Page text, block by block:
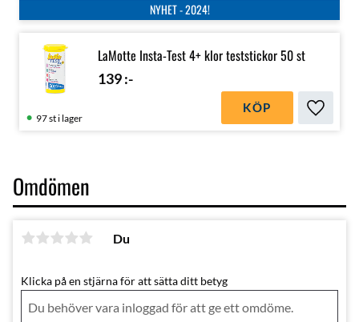
NYHET - 2024!
LaMotte Insta-Test 4+ klor teststickor 50 st
139:-
Lägg
97 st i lager
KÖP
Omdömen
Du
Klicka på en stjärna för att sätta ditt betyg